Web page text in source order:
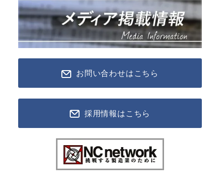
お問い合わせはこちら
採用情報はこちら